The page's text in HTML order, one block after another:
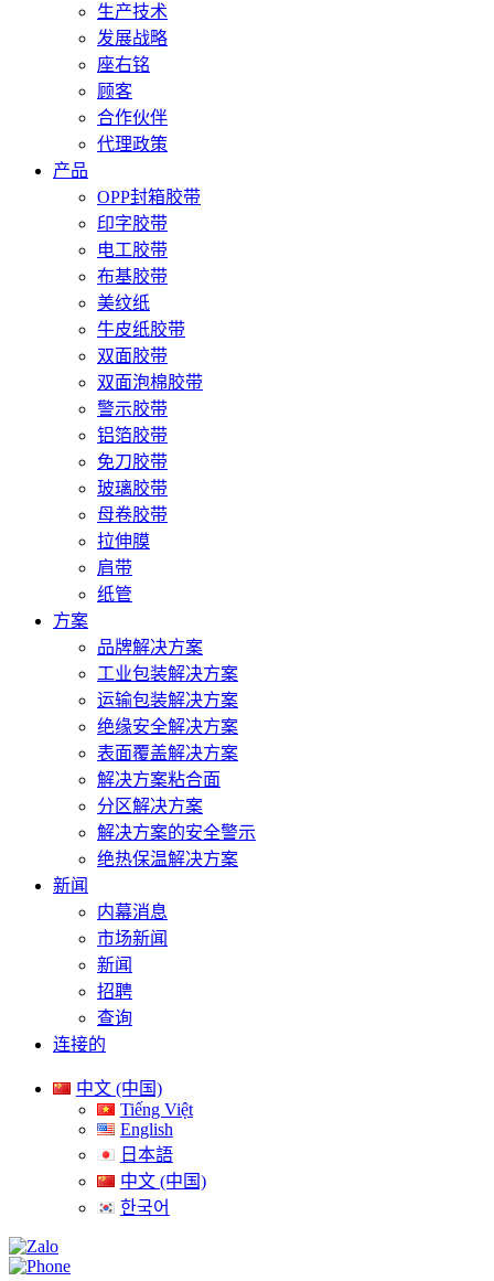
生产技术
发展战略
座右铭
顾客
合作伙伴
代理政策
产品
OPP封箱胶带
印字胶带
电工胶带
布基胶带
美纹纸
牛皮纸胶带
双面胶带
双面泡棉胶带
警示胶带
铝箔胶带
免刀胶带
玻璃胶带
母卷胶带
拉伸膜
肩带
纸管
方案
品牌解决方案
工业包装解决方案
运输包装解决方案
绝缘安全解决方案
表面覆盖解决方案
解决方案粘合面
分区解决方案
解决方案的安全警示
绝热保温解决方案
新闻
内幕消息
市场新闻
新闻
招聘
查询
连接的
中文 (中国)
Tiếng Việt
English
日本語
中文 (中国)
한국어